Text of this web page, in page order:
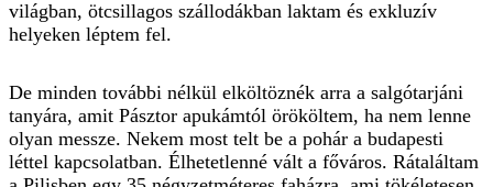
világban, ötcsillagos szállodákban laktam és exkluzív
helyeken léptem fel.
De minden további nélkül elköltöznék arra a salgótarjáni
tanyára, amit Pásztor apukámtól örököltem, ha nem lenne
olyan messze. Nekem most telt be a pohár a budapesti
léttel kapcsolatban. Élhetetlenné vált a főváros. Rátaláltam